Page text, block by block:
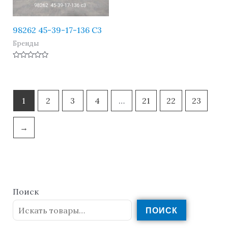
Поиск
ПОИСК
98262 45-39-17-136 C3
Бренды
1 2 3 4 … 21 22 23
→